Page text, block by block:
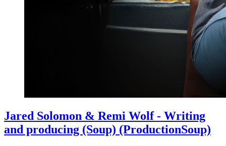
Jared Solomon & Remi Wolf - Writing
and producing (Soup) (ProductionSoup)